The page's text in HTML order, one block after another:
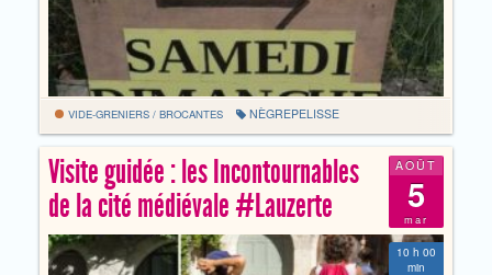
VIDE-GRENIERS / BROCANTES NÈGREPELISSE
AOÛT
5
mar
Visite guidée : les Incontournables
de la cité médiévale #Lauzerte
10 h 00
min